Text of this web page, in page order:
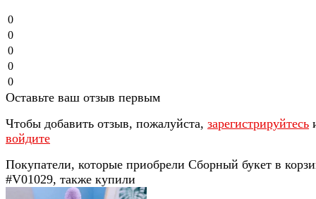
0
0
0
0
0
Оставьте ваш отзыв первым
Чтобы добавить отзыв, пожалуйста, зарегистрируйтесь
войдите
Покупатели, которые приобрели Сборный букет в
#V01029, также купили